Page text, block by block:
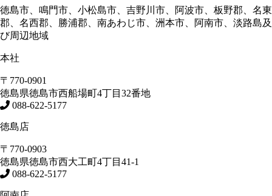
徳島市、鳴門市、小松島市、吉野川市、阿波市、板野郡、名東
郡、名西郡、勝浦郡、南あわじ市、洲本市、阿南市、淡路島及
び周辺地域
本社
〒770-0901
徳島県徳島市西船場町4丁目32番地
088-622-5177
徳島店
〒770-0903
徳島県徳島市西大工町4丁目41-1
088-622-5177